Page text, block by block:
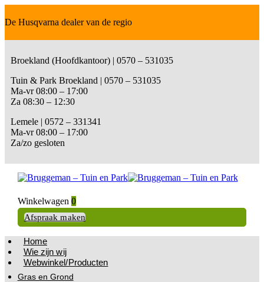
De Husqvarna dealer van de regio
Broekland (Hoofdkantoor) | 0570 – 531035
Tuin & Park Broekland | 0570 – 531035
Ma-vr 08:00 – 17:00
Za 08:30 – 12:30
Lemele | 0572 – 331341
Ma-vr 08:00 – 17:00
Za/zo gesloten
Winkelwagen 0
Afspraak maken
Home
Wie zijn wij
Webwinkel/Producten
Gras en Grond